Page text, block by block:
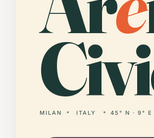
MILAN ITALY 45° N · 9° E